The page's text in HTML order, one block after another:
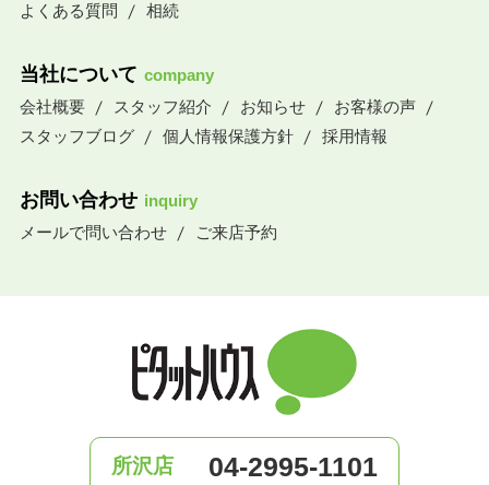
よくある質問
相続
当社について company
会社概要
スタッフ紹介 お知らせ
お客様の声
スタッフブログ
個人情報保護方針 採用情報
お問い合わせ inquiry
メールで問い合わせ
ご来店予約
所沢店 04-2995-1101